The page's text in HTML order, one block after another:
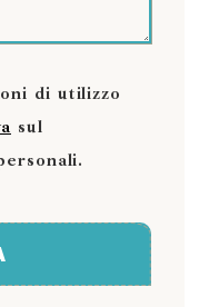
di utilizzo
sul